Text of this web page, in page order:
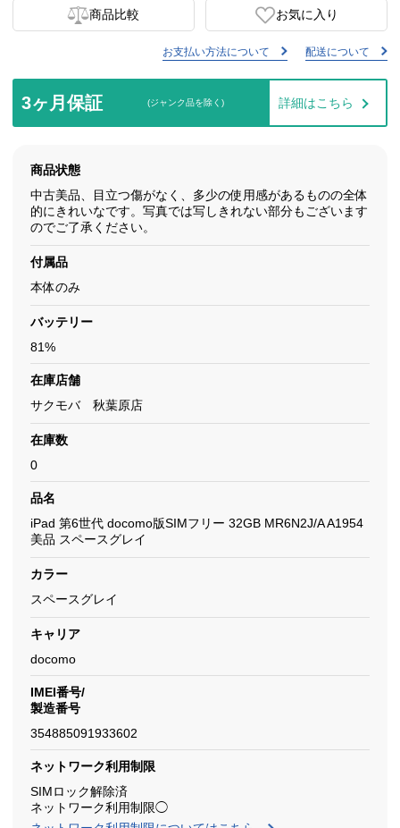
商品比較 お気に入り
お支払い方法について 配送について
3ヶ月保証 (ジャンク品を除く) 詳細はこちら
商品状態
中古美品、目立つ傷がなく、多少の使用感があるものの全体
的にきれいなです。写真では写しきれない部分もございます
のでご了承ください。
付属品
本体のみ
バッテリー
81%
在庫店舗
サクモバ 秋葉原店
在庫数
0
品名
iPad 第6世代 docomo版SIMフリー 32GB MR6N2J/A A1954
美品 スペースグレイ
カラー
スペースグレイ
キャリア
docomo
IMEI番号/
製造番号
354885091933602
ネットワーク利用制限
SIMロック解除済
ネットワーク利用制限◯